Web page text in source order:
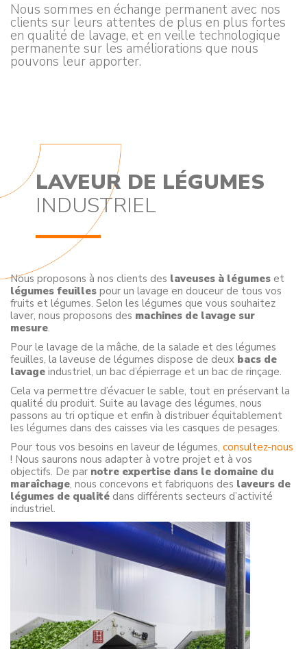
Nous sommes en échange permanent avec nos
clients sur leurs attentes de plus en plus fortes
en qualité de lavage, et en veille technologique
permanente sur les améliorations que nous
pouvons leur apporter.
LAVEUR DE LÉGUMES
INDUSTRIEL
Nous proposons à nos clients des laveuses à légumes et
légumes feuilles pour un lavage en douceur de tous vos
fruits et légumes. Selon les légumes que vous souhaitez
laver, nous proposons des machines de lavage sur
mesure.
Pour le lavage de la mâche, de la salade et des légumes
feuilles, la laveuse de légumes dispose de deux bacs de
lavage industriel, un bac d’épierrage et un bac de rinçage.
Cela va permettre d’évacuer le sable, tout en préservant la
qualité du produit. Suite au lavage des légumes, nous
passons au tri optique et enfin à distribuer équitablement
les légumes dans des caisses via les casques de pesages.
Pour tous vos besoins en laveur de légumes, consultez-nous
! Nous saurons nous adapter à votre projet et à vos
objectifs. De par notre expertise dans le domaine du
maraîchage, nous concevons et fabriquons des laveurs de
légumes de qualité dans différents secteurs d’activité
industriel.